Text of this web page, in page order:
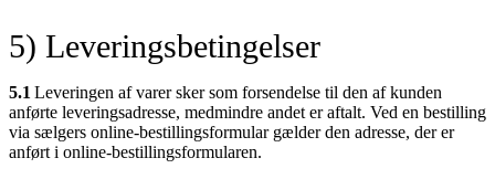
5) Leveringsbetingelser
5.1 Leveringen af varer sker som forsendelse til den af kunden
anførte leveringsadresse, medmindre andet er aftalt. Ved en bestilling
via sælgers online-bestillingsformular gælder den adresse, der er
anført i online-bestillingsformularen.